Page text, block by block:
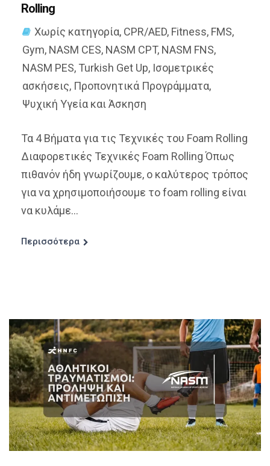
Rolling
Χωρίς κατηγορία, CPR/AED, Fitness, FMS,
Gym, NASM CES, NASM CPT, NASM FNS,
NASM PES, Turkish Get Up, Ισομετρικές
ασκήσεις, Προπονητικά Προγράμματα,
Ψυχική Υγεία και Άσκηση
Τα 4 Βήματα για τις Τεχνικές του Foam Rolling
Διαφορετικές Τεχνικές Foam Rolling Όπως
πιθανόν ήδη γνωρίζουμε, ο καλύτερος τρόπος
για να χρησιμοποιήσουμε το foam rolling είναι
να κυλάμε...
Περισσότερα